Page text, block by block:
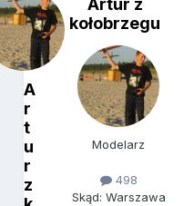
A
r
t
u
r
z
Artur z
kołobrzegu
Modelarz
498
Skąd: Warszawa